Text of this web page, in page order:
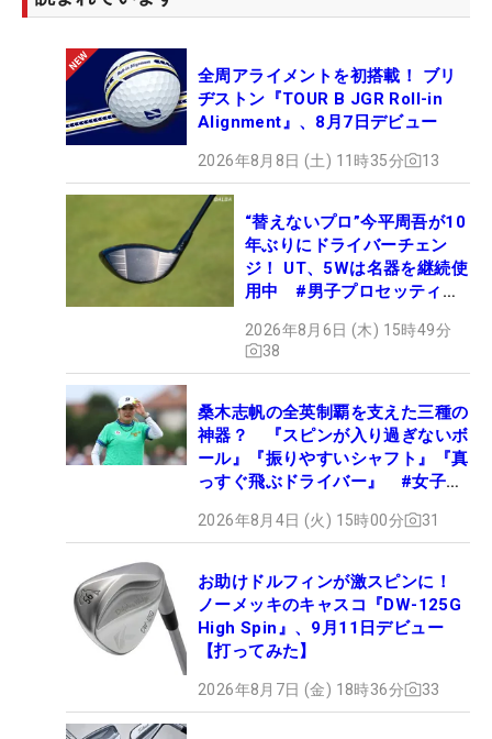
全周アライメントを初搭載！ ブリ
ヂストン『TOUR B JGR Roll-in
Alignment』、8月7日デビュー
2026年8月8日 (土) 11時35分 13
“替えないプロ”今平周吾が10
年ぶりにドライバーチェン
ジ！ UT、5Wは名器を継続使
用中 #男子プロセッティン
2026年8月6日 (木) 15時49分
38
桑木志帆の全英制覇を支えた三種の
神器？ 『スピンが入り過ぎないボ
ール』『振りやすいシャフト』『真
っすぐ飛ぶドライバー』 #女子プ
2026年8月4日 (火) 15時00分 31
お助けドルフィンが激スピンに！
ノーメッキのキャスコ『DW-125G
High Spin』、9月11日デビュー
【打ってみた】
2026年8月7日 (金) 18時36分 33